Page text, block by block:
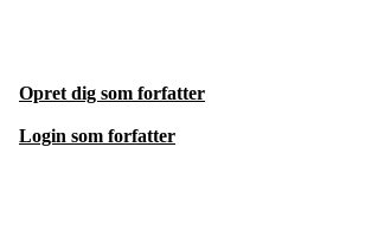
Opret dig som forfatter
Login som forfatter